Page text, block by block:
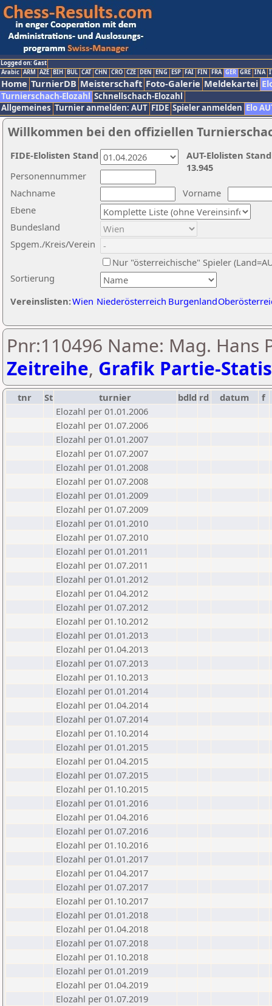
Logged on: Gast
Arabic ARM AZE BIH BUL CAT CHN CRO CZE DEN ENG ESP FAI FIN FRA GER GRE INA
Home TurnierDB Meisterschaft Foto-Galerie Meldekartei
Turnierschach-Elozahl Schnellschach-Elozahl
Allgemeines Turnier anmelden: AUT FIDE Spieler anmelden Elo
Willkommen bei den offiziellen
Nachname
Vorname
Ebene
Sortierung
Personennummer
Bundesland
Spgem./Kreis/Verein
Nur "österreichische" Spieler
Vereinslisten:Wien Niederösterreich Burgenland
AUT-Elolisten
13.945
FIDE-Elolisten Stand
Pnr:110496 Name: Mag. Hans
Zeitreihe, Grafik Partie-
tnr St turnier bdld rd datum
f
Elozahl per 01.01.2006
Elozahl per 01.07.2006
Elozahl per 01.01.2007
Elozahl per 01.07.2007
Elozahl per 01.01.2008
Elozahl per 01.07.2008
Elozahl per 01.01.2009
Elozahl per 01.07.2009
Elozahl per 01.01.2010
Elozahl per 01.07.2010
Elozahl per 01.01.2011
Elozahl per 01.07.2011
Elozahl per 01.01.2012
Elozahl per 01.04.2012
Elozahl per 01.07.2012
Elozahl per 01.10.2012
Elozahl per 01.01.2013
Elozahl per 01.04.2013
Elozahl per 01.07.2013
Elozahl per 01.10.2013
Elozahl per 01.01.2014
Elozahl per 01.04.2014
Elozahl per 01.07.2014
Elozahl per 01.10.2014
Elozahl per 01.01.2015
Elozahl per 01.04.2015
Elozahl per 01.07.2015
Elozahl per 01.10.2015
Elozahl per 01.01.2016
Elozahl per 01.04.2016
Elozahl per 01.07.2016
Elozahl per 01.10.2016
Elozahl per 01.01.2017
Elozahl per 01.04.2017
Elozahl per 01.07.2017
Elozahl per 01.10.2017
Elozahl per 01.01.2018
Elozahl per 01.04.2018
Elozahl per 01.07.2018
Elozahl per 01.10.2018
Elozahl per 01.01.2019
Elozahl per 01.04.2019
Elozahl per 01.07.2019